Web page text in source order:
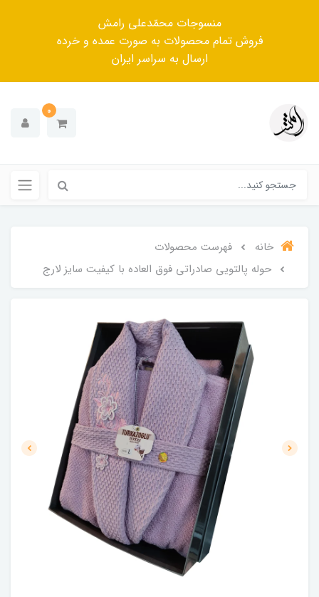
منسوجات محمّدعلی رامش
فروش تمام محصولات به صورت عمده و خرده
ارسال به سراسر ایران
0
خانه
فهرست محصولات
حوله پالتویی صادراتی فوق العاده با کیفیت سایز لارج